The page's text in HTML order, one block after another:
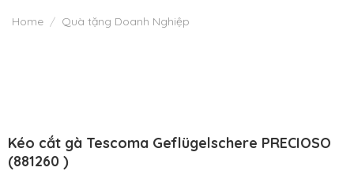
Home / Quà tặng Doanh Nghiệp
Kéo cắt gà Tescoma Geflügelschere PRECIOSO
(881260 )